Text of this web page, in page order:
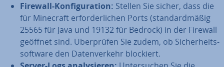
Firewall-Kon­fi­gu­ra­ti­on: Stellen Sie sicher, dass die
für Minecraft er­for­der­li­chen Ports (stan­dard­mä­ßig
25565 für Java und 19132 für Bedrock) in der Firewall
geöffnet sind. Über­prü­fen Sie zudem, ob Si­cher­heits­
soft­ware den Da­ten­ver­kehr blockiert.